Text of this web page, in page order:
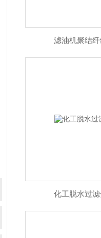
滤油机聚结
化工脱水过